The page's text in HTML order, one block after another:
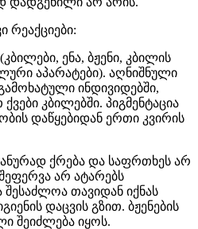
ენა, ბჟენი, კბილის
აპარატები). აღნიშნული
ინდივიდებში,
კბილებში. პიგმენტაცია
დაწყებიდან ერთი კვირის
ქრება და საფრთხეს არ
არ ატარებს
თავიდან იქნას
დაცვის გზით. ბჟენების
შეიძლება იყოს.